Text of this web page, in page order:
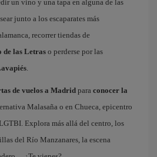
un vino y una tapa en alguna de las
junto a los escaparates más
recorrer tiendas de
de las Letras o perderse por las
.
de vuelos a Madrid para conocer la
Malasaña o en Chueca, epicentro
Explora más allá del centro, los
del Río Manzanares, la escena